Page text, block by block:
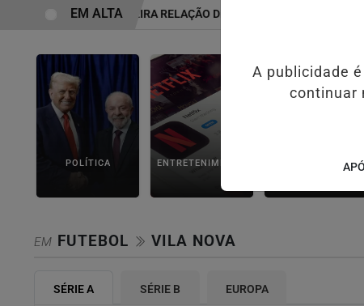
COMO ERA A VERDADEIRA RELAÇÃO DE ELIZE E MARCOS
EM ALTA
POLÍTICA ENTRETENIMENTO
EM FUTEBOL VILA NOVA
SÉRIE A SÉRIE B EUROPA
A publicidade
continuar